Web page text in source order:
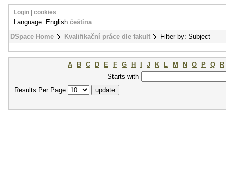
DSpace Home Kvalifikační práce dle fakult Filter by: Subject
Login cookies
Language: English čeština
A B C D E F G H J K L M N O P Q
R
Starts with
Results Per Page: